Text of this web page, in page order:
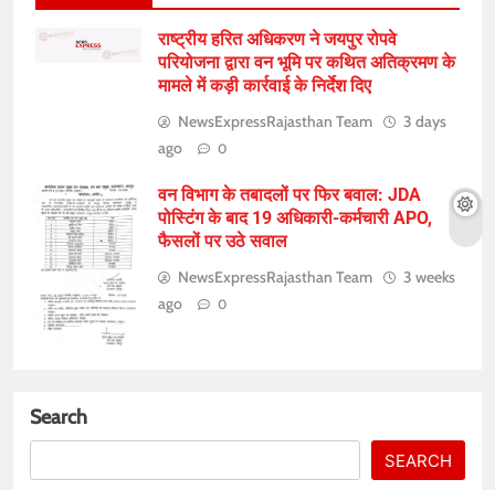
राष्ट्रीय हरित अधिकरण ने जयपुर रोपवे
परियोजना द्वारा वन भूमि पर कथित अतिक्रमण के
मामले में कड़ी कार्रवाई के निर्देश दिए
NewsExpressRajasthan Team
3 days
ago
0
वन विभाग के तबादलों पर फिर बवाल: JDA
पोस्टिंग के बाद 19 अधिकारी-कर्मचारी APO,
फैसलों पर उठे सवाल
NewsExpressRajasthan Team
3 weeks
ago
0
Search
SEARCH